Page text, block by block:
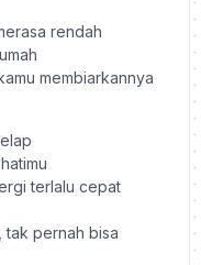
rendah
membiarkannya
terlalu cepat
tak pernah bisa